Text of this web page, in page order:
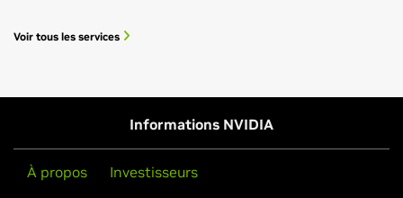
Voir tous les services
Informations NVIDIA
À propos Investisseurs